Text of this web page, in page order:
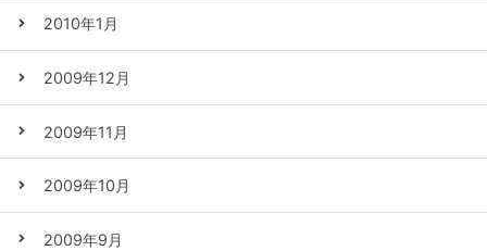
2010年1月
2009年12月
2009年11月
2009年10月
2009年9月